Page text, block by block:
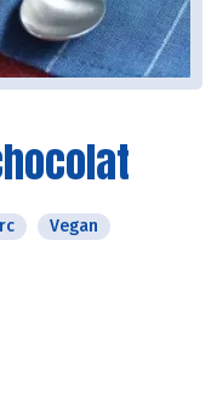
Vegan